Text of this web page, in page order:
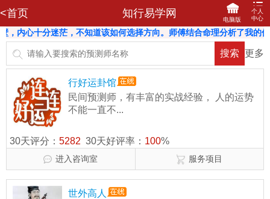
<首页 知行易学网
个人
中心
电脑版
注册
登录
我要评价
我的信箱
我要提现
分享赚钱 财务明细 修改密码
排序:30天排名 30天好评率
心十分迷茫，不知道该如何选择方向。师傅结合命理分析了我的优
更多
行好运卦馆
民间预测师，有丰富的实战经验， 人的运势
不能一直不...
30天评分： 5282 30天好评率： 100%
进入咨询室 服务项目
世外高人